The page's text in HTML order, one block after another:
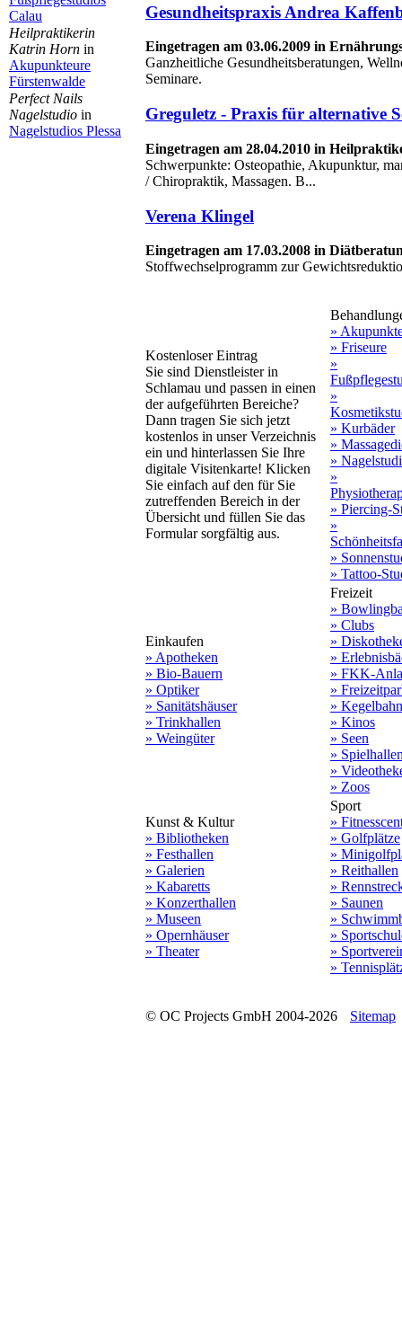
Calau
Heilpraktikerin
Katrin Horn in
Akupunkteure
Fürstenwalde
Perfect Nails
Nagelstudio in
Nagelstudios Plessa
Gesundheitspraxis Andrea
Eingetragen am 03.06.2009 in
Ganzheitliche Gesundheitsberatungen,
Seminare.
Greguletz - Praxis für alternative
Eingetragen am 28.04.2010 in
Schwerpunkte: Osteopathie, Akupunktur,
/ Chiropraktik, Massagen. B...
Verena Klingel
Eingetragen am 17.03.2008 in
Stoffwechselprogramm zur
Kostenloser Eintrag
Sie sind Dienstleister in
Schlamau und passen in einen
der aufgeführten Bereiche?
Dann tragen Sie sich jetzt
kostenlos in unser Verzeichnis
ein und hinterlassen Sie Ihre
digitale Visitenkarte! Klicken
Sie einfach auf den für Sie
zutreffenden Bereich in der
Übersicht und füllen Sie das
Formular sorgfältig aus.
»
» Friseure
»
»
» Kurbäder
»
»
»
» Piercing-
»
»
» Tattoo-
Einkaufen
» Apotheken
» Bio-Bauern
» Optiker
» Sanitätshäuser
» Trinkhallen
» Weingüter
Freizeit
»
» Clubs
»
»
» FKK-
»
»
» Kinos
» Seen
»
»
» Zoos
Kunst & Kultur
» Bibliotheken
» Festhallen
» Galerien
» Kabaretts
» Konzerthallen
» Museen
» Opernhäuser
» Theater
Sport
»
» Golfplätze
»
» Reithallen
»
» Saunen
»
»
»
»
© OC Projects GmbH 2004-2026 Sitemap